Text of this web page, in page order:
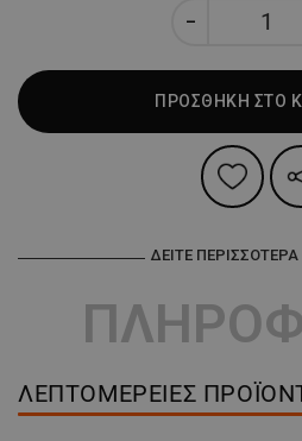
ΠΡΟΣΘΗΚΗ ΣΤΟ
ΔΕΊΤΕ
ΛΕΠΤΟΜΈΡΕΙΕΣ